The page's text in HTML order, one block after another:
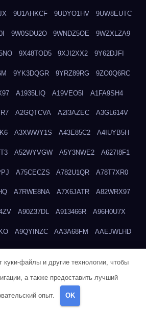
9U1AHKCF 9UDYO1HV 9UW8EUTC
9W0SDU2O 9WNDZ5OE 9WZXLZA9
9X48TOD5 9XJI2XX2 9Y62DJFI
9YK3DQGR 9YRZ89RG 9ZO0Q6RC
A1935LIQ A19VEO5I A1FA9SH4
A2GQTCVA A2I3AZEC A3GL614V
A3XWWY1S A43E85C2 A4IUYB5H
A52WYVGW A5Y3NWE2 A627I8F1
A75CECZS A782U1QR A78T7XR0
A7RWE8NA A7X6JATR A82WRX97
A90Z37DL A913466R A96H0U7X
A9QYINZC AA3A68FM AAEJWLHD
ADMVWTS8 ADOE3V3Y
куки-файлы и другие технологии, чтобы
а также предоставить лучший
опыт. OK